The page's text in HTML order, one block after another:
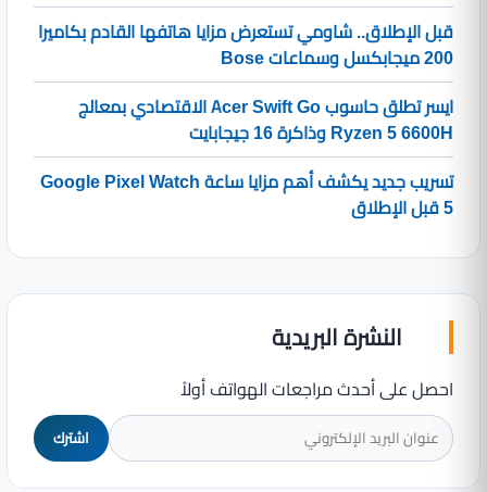
قبل الإطلاق.. شاومي تستعرض مزايا هاتفها القادم بكاميرا
200 ميجابكسل وسماعات Bose
ايسر تطلق حاسوب Acer Swift Go الاقتصادي بمعالج
Ryzen 5 6600H وذاكرة 16 جيجابايت
تسريب جديد يكشف أهم مزايا ساعة Google Pixel Watch
5 قبل الإطلاق
النشرة البريدية
احصل على أحدث مراجعات الهواتف أولاً
اشترك